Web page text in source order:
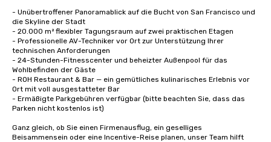
- Unübertroffener Panoramablick auf die Bucht von San Francisco und
die Skyline der Stadt
- 20.000 m² flexibler Tagungsraum auf zwei praktischen Etagen
- Professionelle AV-Techniker vor Ort zur Unterstützung Ihrer
technischen Anforderungen
- 24-Stunden-Fitnesscenter und beheizter Außenpool für das
Wohlbefinden der Gäste
- ROH Restaurant & Bar — ein gemütliches kulinarisches Erlebnis vor
Ort mit voll ausgestatteter Bar
- Ermäßigte Parkgebühren verfügbar (bitte beachten Sie, dass das
Parken nicht kostenlos ist)
Ganz gleich, ob Sie einen Firmenausflug, ein geselliges
Beisammensein oder eine Incentive-Reise planen, unser Team hilft